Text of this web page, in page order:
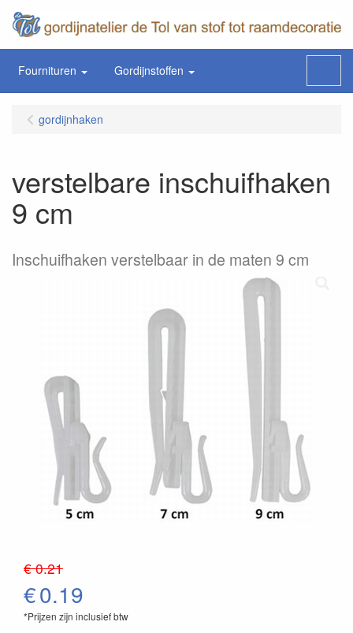
Fournituren Gordijnstoffen
gordijnhaken
verstelbare inschuifhaken
9 cm
Inschuifhaken verstelbaar in de maten 9 cm
€ 0.21
€0.19
*Prijzen zijn inclusief btw